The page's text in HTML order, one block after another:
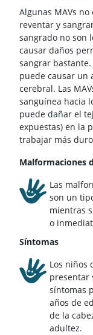
Algunas MAVs
reventar y
sangrado no son
causar daños
sangrar
puede causar un
cerebral. Las
sanguínea hacia
puede dañar el
expuestas) en la
trabajar más
Malformaciones
Las
son un
mientras
o
Síntomas
Los niños
presentar
síntomas
años de
de la
adultez.